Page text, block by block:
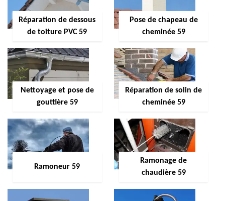
Réparation de dessous
de toiture PVC 59
Pose de chapeau de
cheminée 59
Nettoyage et pose de
gouttière 59
Réparation de solin de
cheminée 59
Ramoneur 59
Ramonage de
chaudière 59